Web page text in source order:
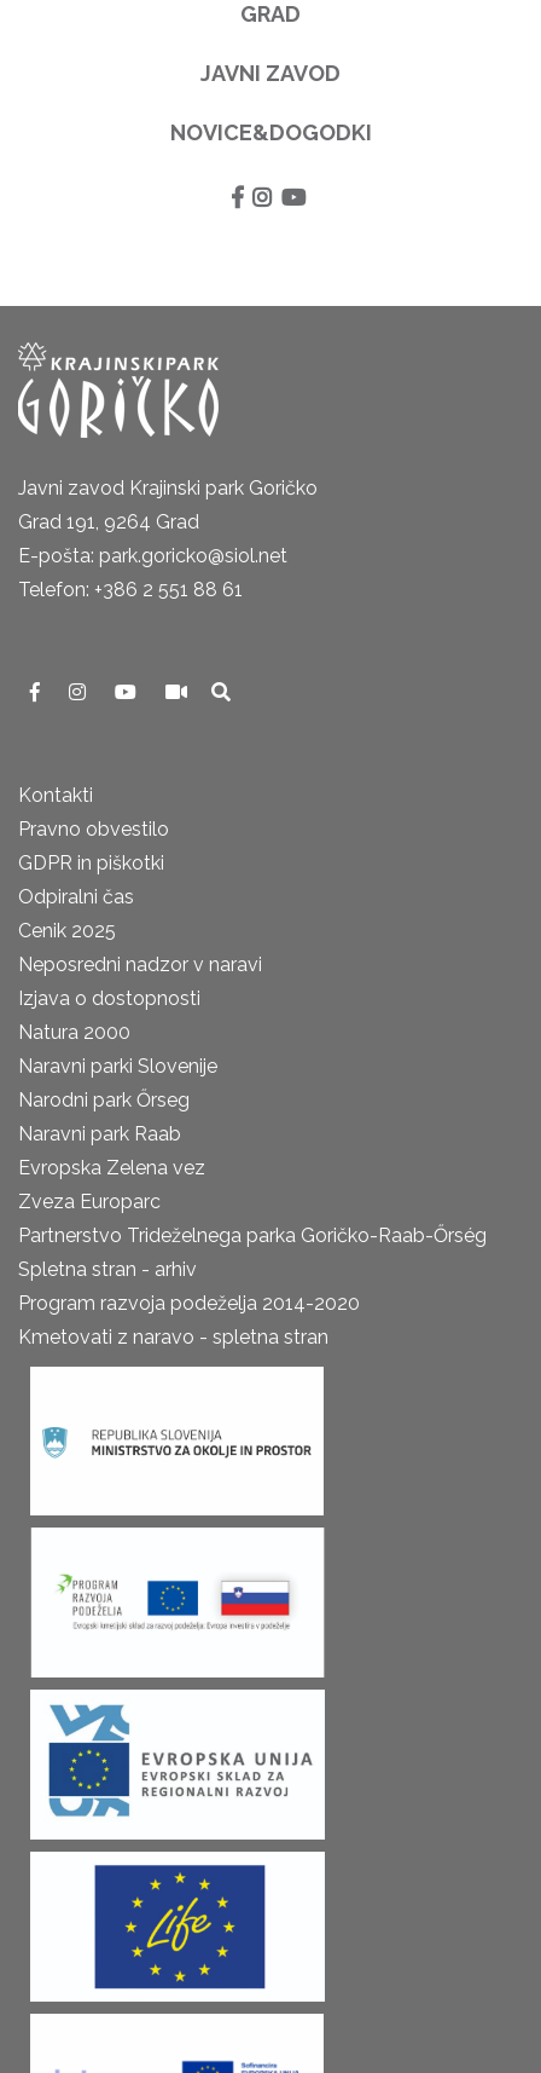
GRAD
JAVNI ZAVOD
NOVICE&DOGODKI
Javni zavod Krajinski park Goričko
Grad 191, 9264 Grad
E-pošta: park.goricko@siol.net
Telefon: +386 2 551 88 61
Kontakti
Pravno obvestilo
GDPR in piškotki
Odpiralni čas
Cenik 2025
Neposredni nadzor v naravi
Izjava o dostopnosti
Natura 2000
Naravni parki Slovenije
Narodni park Őrseg
Naravni park Raab
Evropska Zelena vez
Zveza Europarc
Partnerstvo Trideželnega parka Goričko-Raab-Őrség
Spletna stran - arhiv
Program razvoja podeželja 2014-2020
Kmetovati z naravo - spletna stran